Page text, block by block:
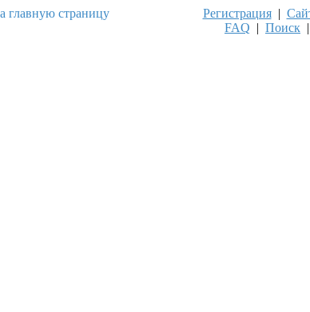
Регистрация|
FAQ | Поиск |